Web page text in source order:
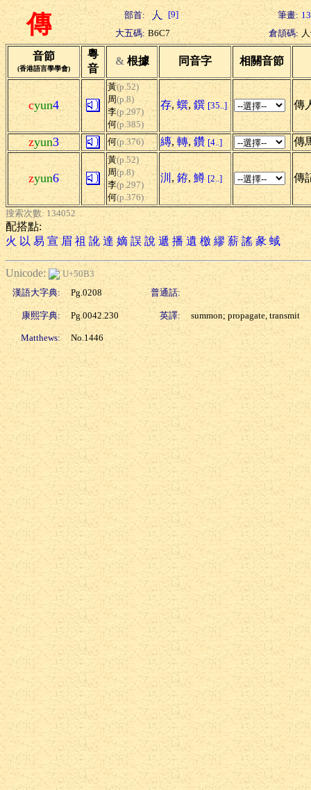
傳 部首: [9] 筆畫: 13
大五碼: B6C7 倉頡碼:
音節
(香港語言學學會)
粵
音
& 根據 同音字 相關音節
cyun4
黃(p.52)
周(p.8)
李(p.297)
何(p.385)
存, 蟤, 鐉 [35..] 傳
zyun3 何(p.376) 縳, 轉, 鑽 [4..] 傳
zyun6
黃(p.52)
周(p.8)
李(p.297)
何(p.376)
汌 , 銌, 鱒 [2..] 傳
搜索次數: 134052
配搭點:
火 以 易 宣 眉 祖 訛 達 嫡 誤 說 遞 播 遺 檄 繆 薪 謠 彖 蜮
Unicode:
U+50B3
漢語大字典:
Pg.0208 普通話:
康熙字典: Pg.0042.230 英譯: summon; propagate, transmit
Matthews: No.1446